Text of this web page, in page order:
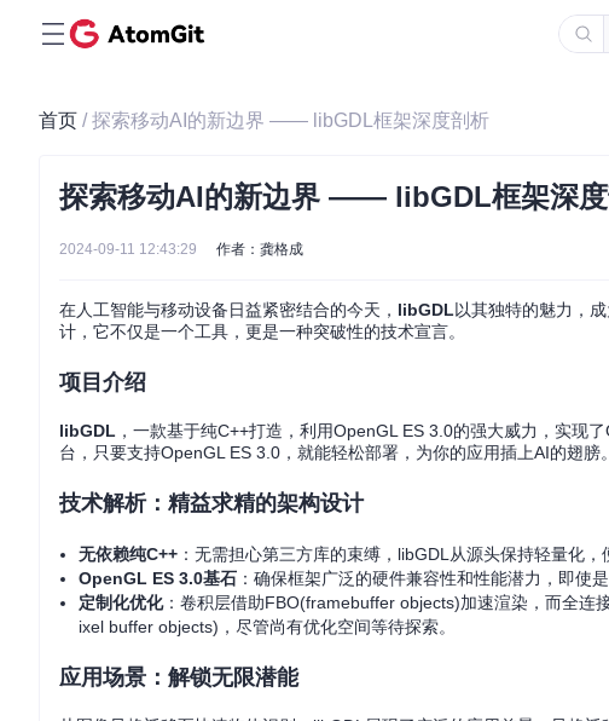
首页 / 探索移动AI的新边界 —— libGDL框架深度剖析
探索移动AI的新边界 —— libGDL框架深
2024-09-11 12:43:29 作者：龚格成
在人工智能与移动设备日益紧密结合的今天， libGDL以其独特的魅力，
计，它不仅是一个工具，更是一种突破性的技术宣言。
项目介绍
libGDL ，一款基于纯C++打造，利用OpenGL ES 3.0的强大威力，实现
台，只要支持OpenGL ES 3.0，就能轻松部署，为你的应用插上AI的翅膀。
技术解析：精益求精的架构设计
无依赖纯C++ ：无需担心第三方库的束缚，libGDL从源头保持轻量化，
OpenGL ES 3.0基石 ：确保框架广泛的硬件兼容性和性能潜力，即使
定制化优化：卷积层借助FBO(framebuffer objects)加速渲染，而全连
ixel buffer objects)，尽管尚有优化空间等待探索。
应用场景：解锁无限潜能